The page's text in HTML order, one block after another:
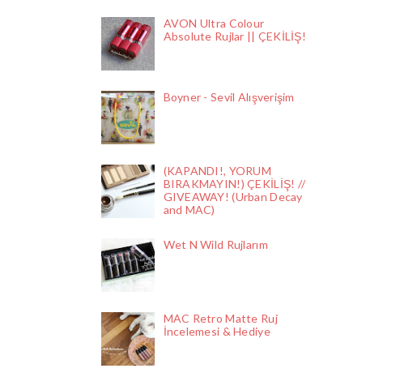
AVON Ultra Colour
Absolute Rujlar || ÇEKİLİŞ!
Boyner - Sevil Alışverişim
(KAPANDI!, YORUM
BIRAKMAYIN!) ÇEKİLİŞ! //
GIVEAWAY! (Urban Decay
and MAC)
Wet N Wild Rujlarım
MAC Retro Matte Ruj
İncelemesi & Hediye